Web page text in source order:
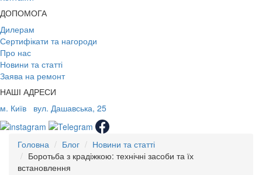
ДОПОМОГА
Дилерам
Сертифікати та нагороди
Про нас
Новини та статті
Заява на ремонт
НАШІ АДРЕСИ
м. Київ
вул. Дашавська, 25
Головна Блог
Новини та статті
Боротьба з крадіжкою: технічні засоби та їх
встановлення